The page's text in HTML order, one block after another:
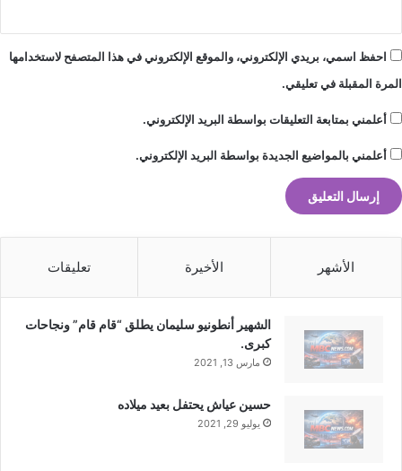
احفظ اسمي، بريدي الإلكتروني، والموقع الإلكتروني في هذا المتصفح لاستخدامها
المرة المقبلة في تعليقي.
أعلمني بمتابعة التعليقات بواسطة البريد الإلكتروني.
أعلمني بالمواضيع الجديدة بواسطة البريد الإلكتروني.
الأشهر الأخيرة تعليقات
الشهير أنطونيو سليمان يطلق “قام قام” ونجاحات
كبرى.
مارس 13, 2021
حسين عياش يحتفل بعيد ميلاده
يوليو 29, 2021